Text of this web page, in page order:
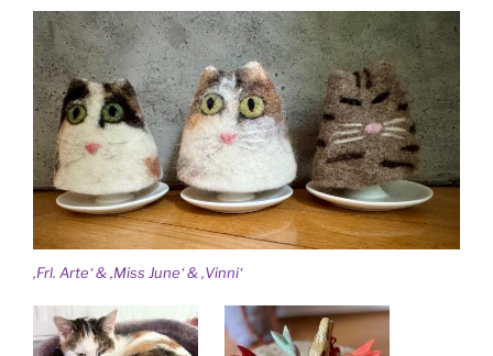
‚Frl. Arte‘ & ‚Miss June‘ & ‚Vinni‘